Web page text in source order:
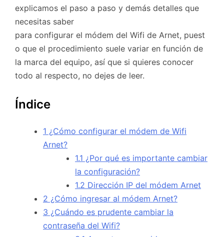
explicamos el paso a paso y demás detalles que
necesitas saber
para configurar el módem del Wifi de Arnet, puest
o que el procedimiento suele variar en función de
la marca del equipo, así que si quieres conocer
todo al respecto, no dejes de leer.
Índice
1 ¿Cómo configurar el módem de Wifi
Arnet?
1.1 ¿Por qué es importante cambiar
la configuración?
1.2 Dirección IP del módem Arnet
2 ¿Cómo ingresar al módem Arnet?
3 ¿Cuándo es prudente cambiar la
contraseña del Wifi?